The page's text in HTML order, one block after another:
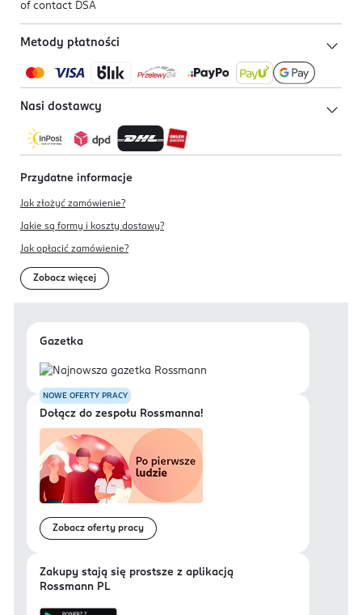
of contact DSA
Metody płatności
Nasi dostawcy
Przydatne informacje
Jak złożyć zamówienie?
Jakie są formy i koszty dostawy?
Jak opłacić zamówienie?
Zobacz więcej
Gazetka
NOWE OFERTY PRACY
Dołącz do zespołu Rossmanna!
Zobacz oferty pracy
Zakupy stają się prostsze z aplikacją
Rossmann PL